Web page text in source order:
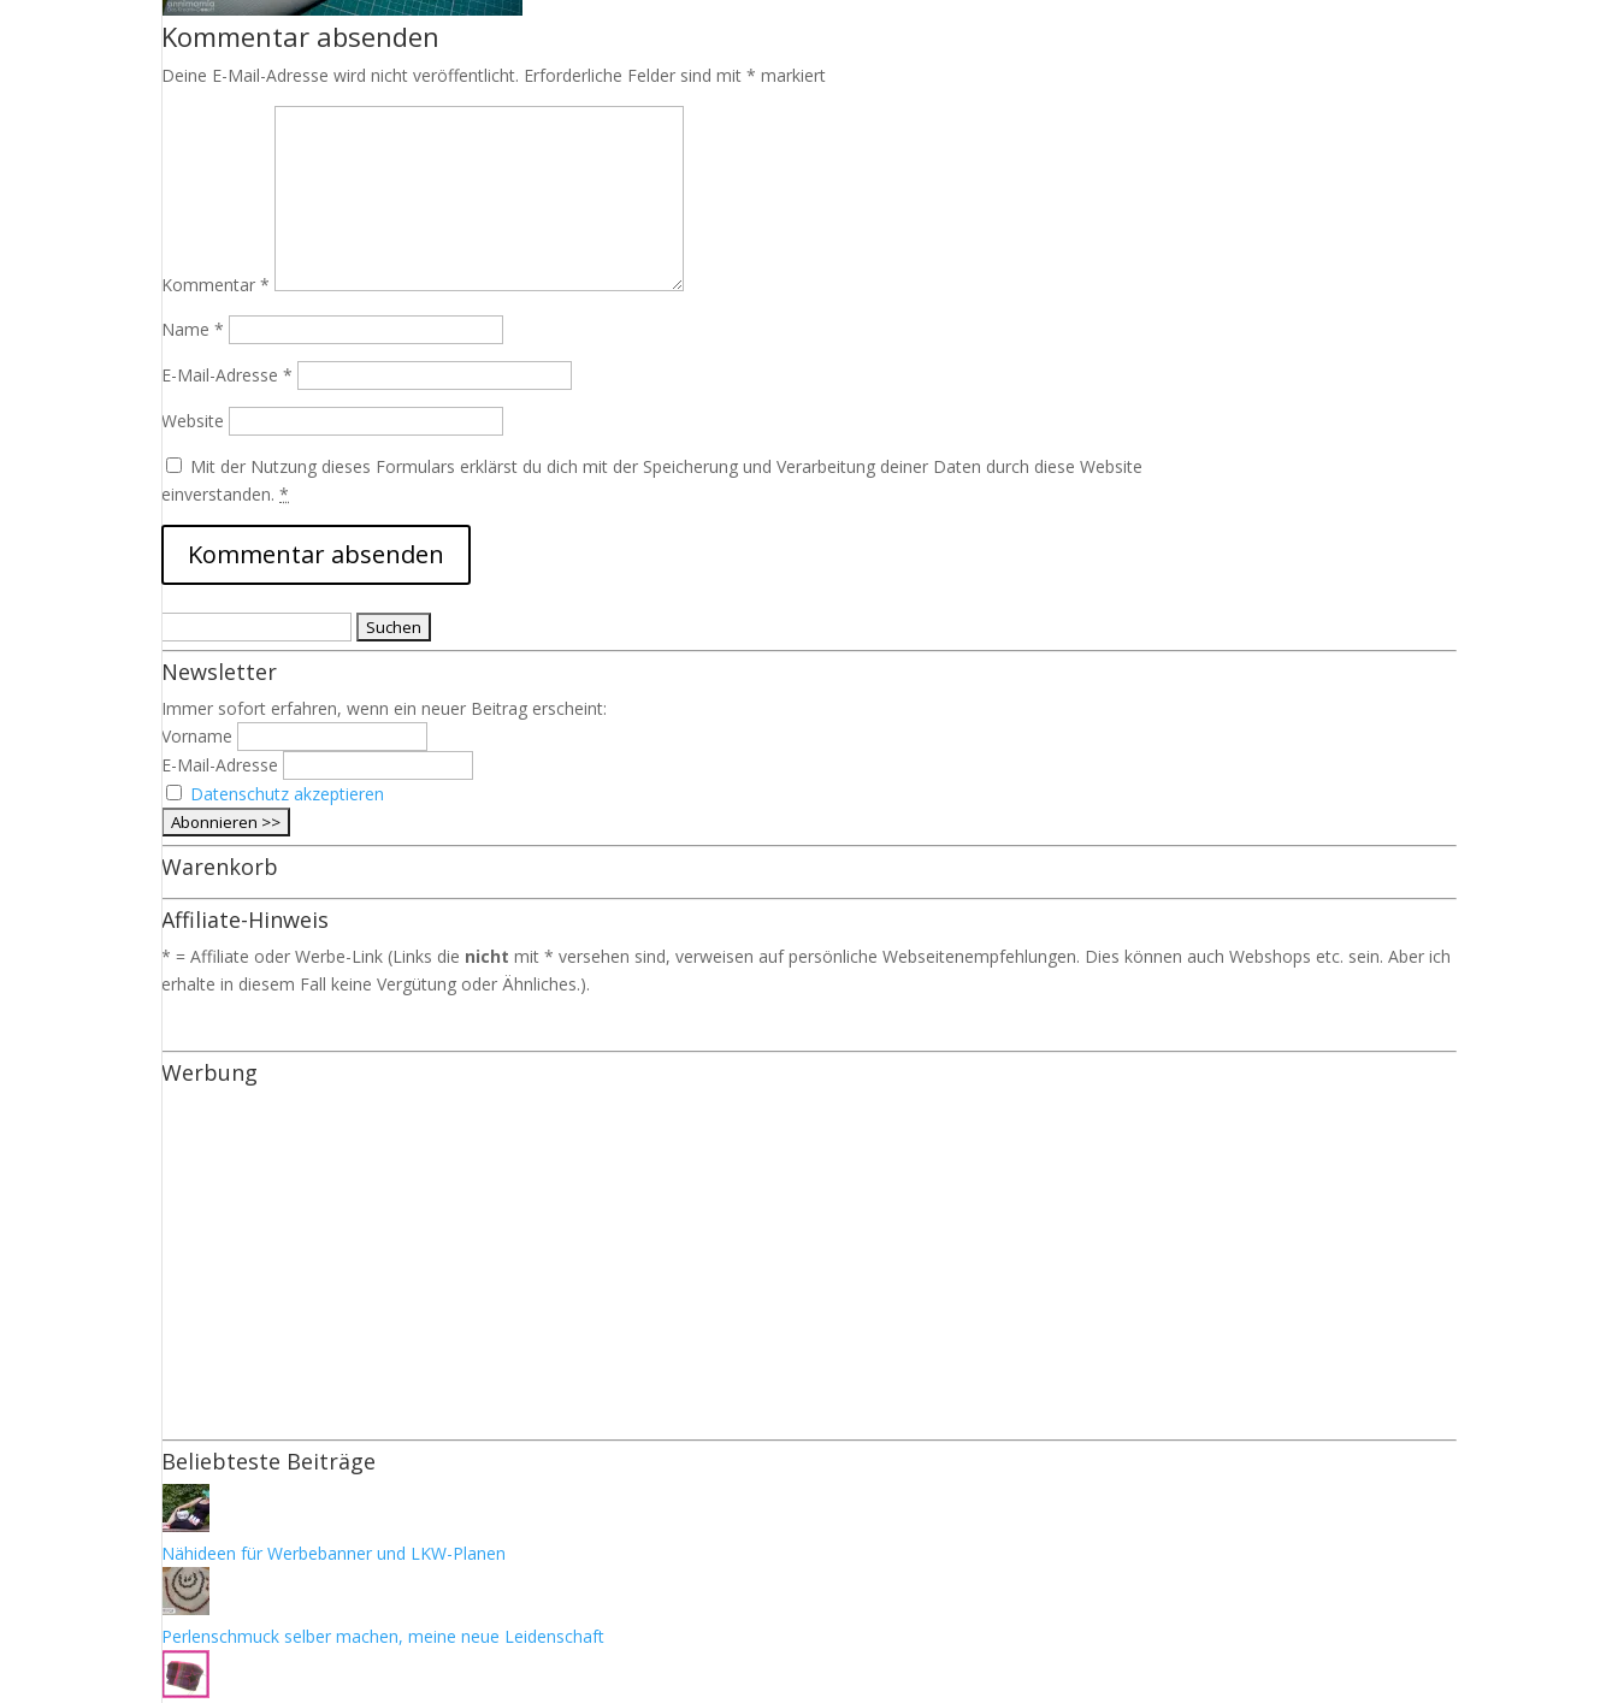
Kommentar absenden
Deine E-Mail-Adresse wird nicht veröffentlicht. Erforderliche Felder sind mit* markiert
Kommentar*
Name*
E-Mail-Adresse*
Website
Mit der Nutzung dieses Formulars erklärst du dich mit der Speicherung und Verarbeitung deiner Daten durch diese Website
einverstanden.*
nach:
Newsletter
Immer sofort erfahren, wenn ein neuer Beitrag erscheint:
Vorname
E-Mail-Adresse
Datenschutz akzeptieren
Warenkorb
Affiliate-Hinweis
* = Affiliate oder Werbe-Link (Links die nichtmit * versehen sind, verweisen auf persönliche Webseitenempfehlungen. Dies können auch Webshops etc. sein. Aber ich
erhalte in diesem Fall keine Vergütung oder Ähnliches.).
Werbung
Beliebteste Beiträge
Nähideen für Werbebanner und LKW-Planen
Perlenschmuck selber machen, meine neue Leidenschaft